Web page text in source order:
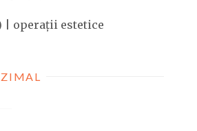
| operații estetice